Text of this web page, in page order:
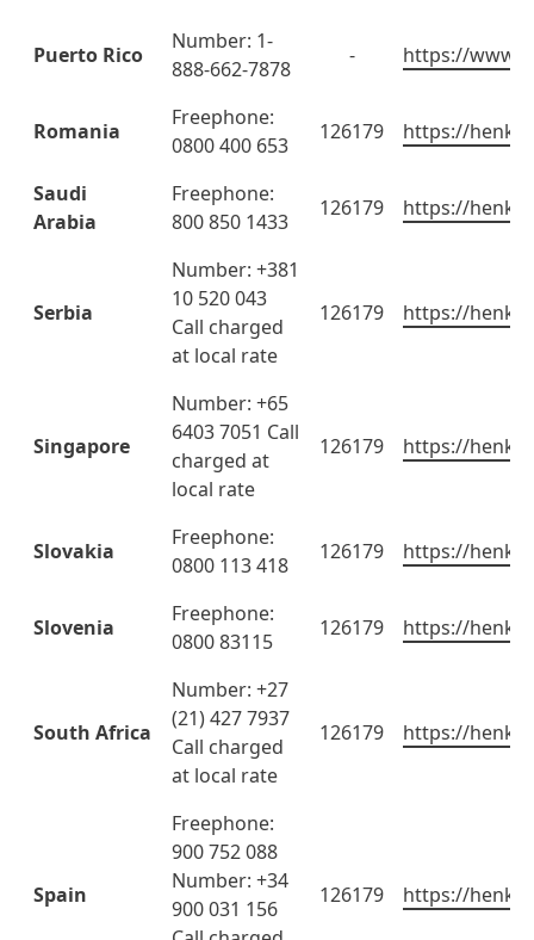
Puerto Rico
Number: 1-
888-662-7878
- https://
Romania
Freephone:
0800 400 653
126179 https://
Saudi
Arabia
Freephone:
800 850 1433
126179 https://
Serbia
Number: +381
10 520 043
Call charged
at local rate
126179 https://
Singapore
Number: +65
6403 7051 Call
charged at
local rate
126179 https://
Slovakia
Freephone:
0800 113 418
126179 https://
Slovenia
Freephone:
0800 83115
126179 https://
South Africa
Number: +27
(21) 427 7937
Call charged
at local rate
126179 https://
Spain
Freephone:
900 752 088
Number: +34
900 031 156
126179 https://